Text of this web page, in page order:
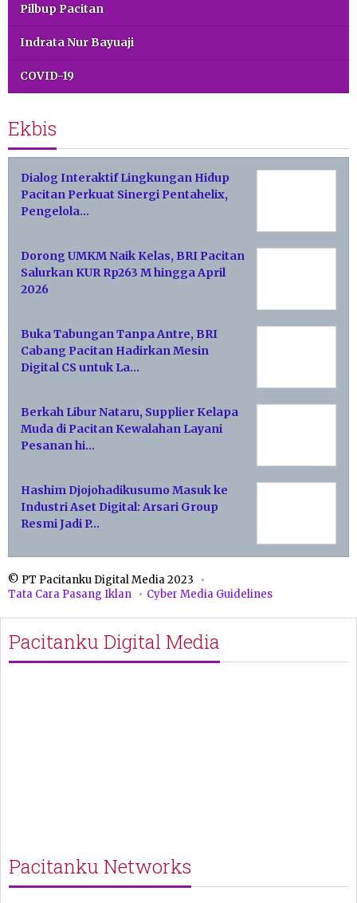
Pilbup Pacitan
Indrata Nur Bayuaji
COVID-19
Ekbis
Dialog Interaktif Lingkungan Hidup
Pacitan Perkuat Sinergi Pentahelix,
Pengelola…
Dorong UMKM Naik Kelas, BRI Pacitan
Salurkan KUR Rp263 M hingga April
2026
Buka Tabungan Tanpa Antre, BRI
Cabang Pacitan Hadirkan Mesin
Digital CS untuk La…
Berkah Libur Nataru, Supplier Kelapa
Muda di Pacitan Kewalahan Layani
Pesanan hi…
Hashim Djojohadikusumo Masuk ke
Industri Aset Digital: Arsari Group
Resmi Jadi P…
© PT Pacitanku Digital Media 2023
Tata Cara Pasang Iklan
Cyber Media Guidelines
Pacitanku Digital Media
Pacitanku Networks